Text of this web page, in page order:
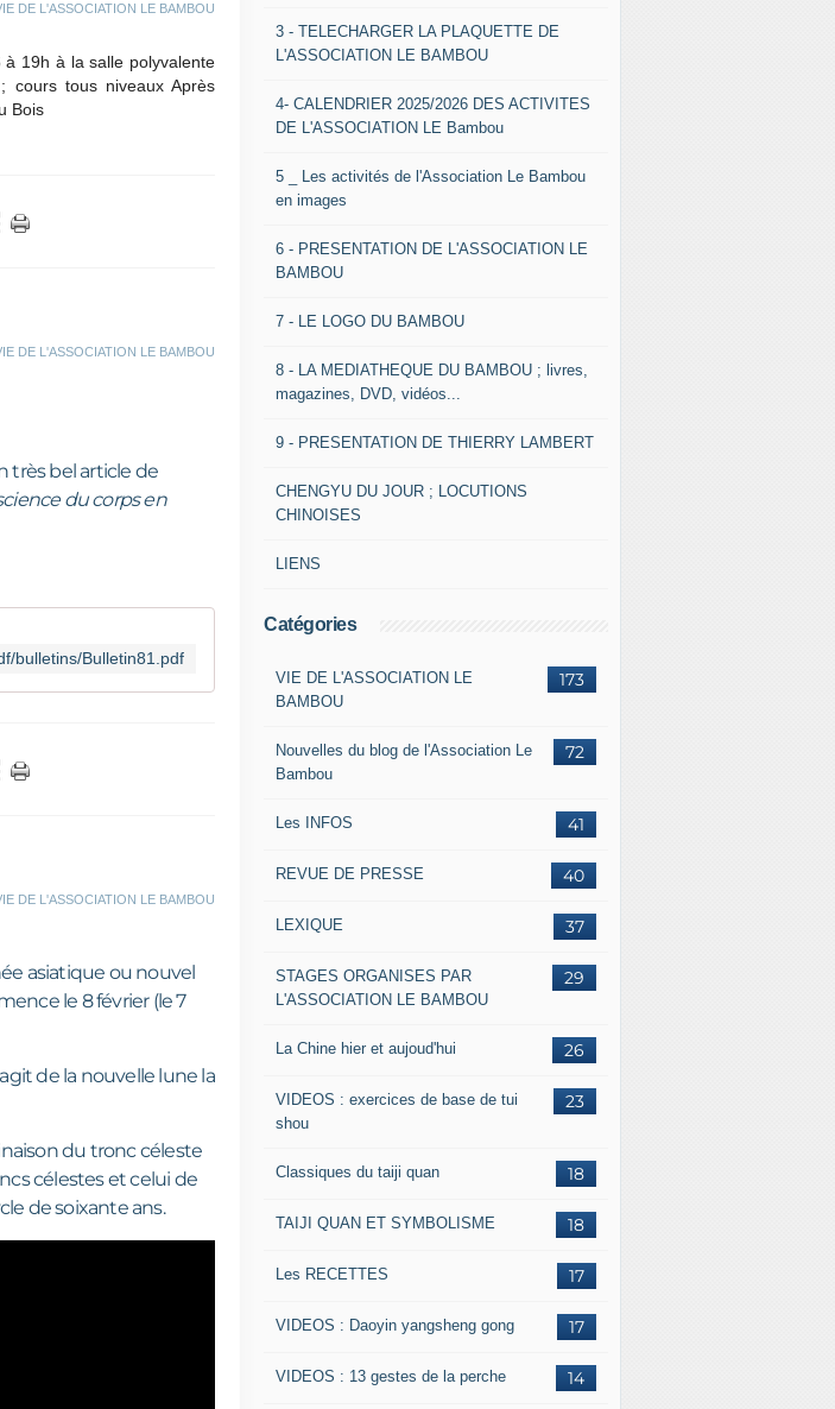
DE L'ASSOCIATION LE BAMBOU
19h à la salle polyvalente
tous niveaux Après
Bois
DE L'ASSOCIATION LE BAMBOU
très bel article de
du corps en
bulletins/Bulletin81.pdf
DE L'ASSOCIATION LE BAMBOU
asiatique ou nouvel
le 8 février (le 7
de la nouvelle lune la
du tronc céleste
célestes et celui de
de soixante ans.
3 - TELECHARGER LA PLAQUETTE DE
L'ASSOCIATION LE BAMBOU
4- CALENDRIER 2025/2026 DES ACTIVITES
DE L'ASSOCIATION LE Bambou
5 _ Les activités de l'Association Le Bambou
en images
6 - PRESENTATION DE L'ASSOCIATION LE
BAMBOU
7 - LE LOGO DU BAMBOU
8 - LA MEDIATHEQUE DU BAMBOU ; livres,
magazines, DVD, vidéos...
9 - PRESENTATION DE THIERRY LAMBERT
CHENGYU DU JOUR ; LOCUTIONS
CHINOISES
LIENS
Catégories
173
VIE DE L'ASSOCIATION LE
BAMBOU
72
Nouvelles du blog de l'Association Le
Bambou
41
Les INFOS
40
REVUE DE PRESSE
37
LEXIQUE
29
STAGES ORGANISES PAR
L'ASSOCIATION LE BAMBOU
26
La Chine hier et aujoud'hui
23
VIDEOS : exercices de base de tui
shou
18
Classiques du taiji quan
18
TAIJI QUAN ET SYMBOLISME
17
Les RECETTES
17
VIDEOS : Daoyin yangsheng gong
14
VIDEOS : 13 gestes de la perche